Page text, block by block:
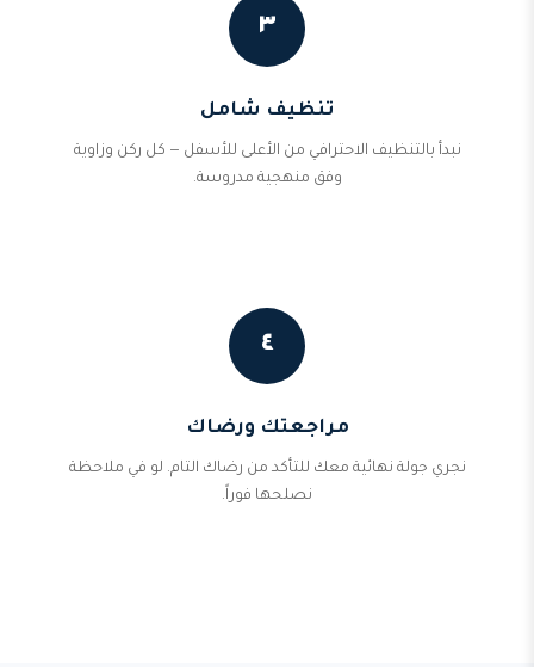
٣
تنظيف شامل
نبدأ بالتنظيف الاحترافي من الأعلى للأسفل — كل ركن وزاوية
وفق منهجية مدروسة.
٤
مراجعتك ورضاك
نجري جولة نهائية معك للتأكد من رضاك التام. لو في ملاحظة
نصلحها فوراً.